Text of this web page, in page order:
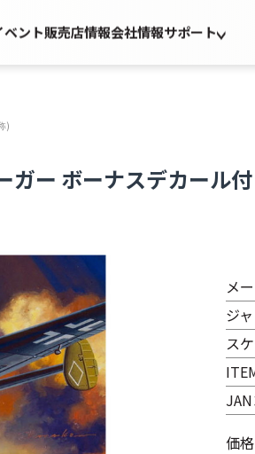
ベント販売店情報会社情報サポート
)
ガー ボーナスデカール
メ
ジ
ス
価格